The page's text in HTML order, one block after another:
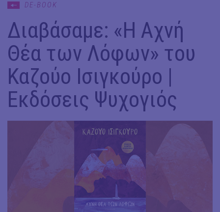
DE-BOOK
Διαβάσαμε: «Η Αχνή
Θέα των Λόφων» του
Καζούο Ισιγκούρο |
Εκδόσεις Ψυχογιός